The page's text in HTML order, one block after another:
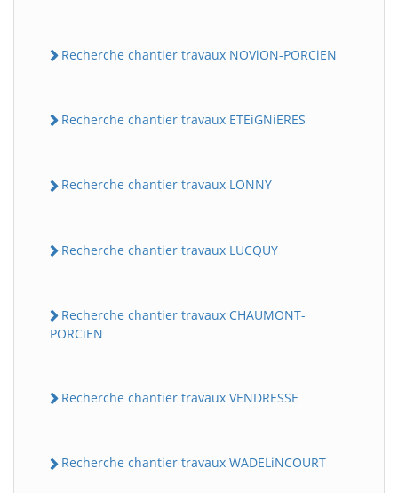
Recherche chantier travaux NOViON-PORCiEN
Recherche chantier travaux ETEiGNiERES
Recherche chantier travaux LONNY
Recherche chantier travaux LUCQUY
Recherche chantier travaux CHAUMONT-
PORCiEN
Recherche chantier travaux VENDRESSE
Recherche chantier travaux WADELiNCOURT